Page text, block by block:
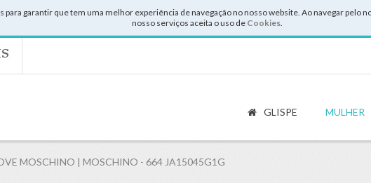
para garantir que tem uma melhor experiência de navegação no nosso website. Ao navegar pelo
nosso serviços aceita o uso de Cookies.
GLISPE MULHER
MOSCHINO | MOSCHINO - 664 JA15045G1G